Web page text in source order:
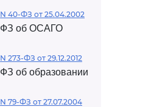
N 40-ФЗ от 25.04.2002
ФЗ об ОСАГО
N 273-ФЗ от 29.12.2012
ФЗ об образовании
N 79-ФЗ от 27.07.2004